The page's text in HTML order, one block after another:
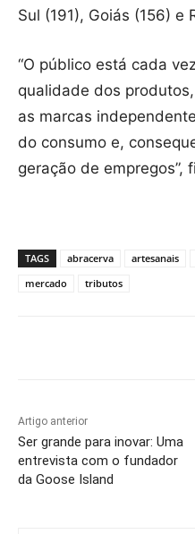
Sul (191), Goiás (156) e
“O público está cada
qualidade dos
as marcas
do consumo e,
geração de empregos”,
TAGS abracerva artesanais
mercado
tributos
Artigo anterior
Ser grande para inovar: Uma
entrevista com o fundador
da Goose Island